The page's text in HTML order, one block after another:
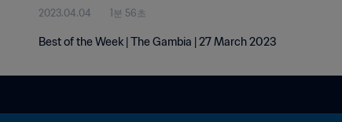
2023.04.04 1분 56초
Best of the Week | The Gambia | 27 March 2023